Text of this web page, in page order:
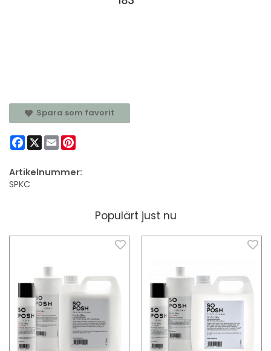
Spara som favorit
Facebook
X Email
Artikelnummer:
SPKC
Populärt just nu